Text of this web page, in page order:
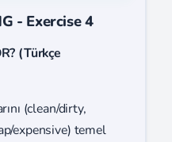
- Exercise 4
(Türkçe
(clean/dirty,
expensive) temel